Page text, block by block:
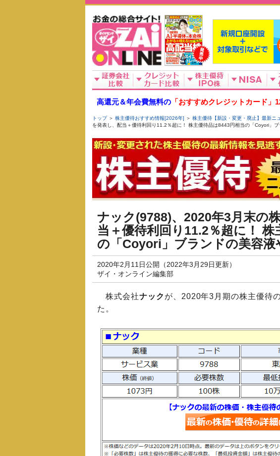
高還元＆年会費無料の 「おすすめクレジットカード」
トップ＞ 株主優待おすすめ情報[2026年] ＞ 株主優待【新設・変更・廃止】最新ニ
を発表し、配当＋優待利回り11.2％超に！ 株主優待品は8443円相当の「Coyori」ブ
ナック(9788)、2020年3月末の
当＋優待利回り11.2％超に！ 株
の「Coyori」ブランドの美容液
2020年2月11日公開（2022年3月29日更新）
ザイ・オンライン編集部
株式会社ナック が、2020年3月期の株主優待
た。